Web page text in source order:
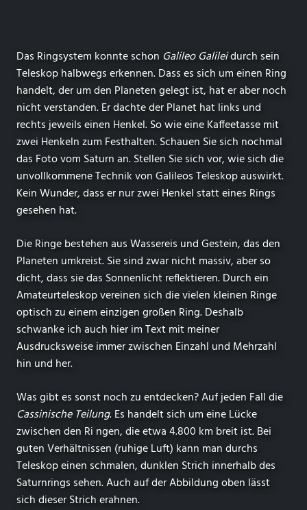
Das Ringsystem konnte schon Galileo Galileidurch sein
Teleskop halbwegs erkennen. Dass es sich um einen Ring
handelt, der um den Planeten gelegt ist, hat er aber noch
nicht verstanden. Er dachte der Planet hat links und
rechts jeweils einen Henkel. So wie eine Kaffeetasse mit
zwei Henkeln zum Festhalten. Schauen Sie sich nochmal
das Foto vom Saturn an. Stellen Sie sich vor, wie sich die
unvollkommene Technik von Galileos Teleskop auswirkt.
Kein Wunder, dass er nur zwei Henkel statt eines Rings
gesehen hat.
Die Ringe bestehen aus Wassereis und Gestein, das den
Planeten umkreist. Sie sind zwar nicht massiv, aber so
dicht, dass sie das Sonnenlicht reflektieren. Durch ein
Amateurteleskop vereinen sich die vielen kleinen Ringe
optisch zu einem einzigen großen Ring. Deshalb
schwanke ich auch hier im Text mit meiner
Ausdrucksweise immer zwischen Einzahl und Mehrzahl
hin und her.
Was gibt es sonst noch zu entdecken? Auf jeden Fall die
Cassinische Teilung. Es handelt sich um eine Lücke
zwischen den Ri ngen, die etwa 4.800 km breit ist. Bei
guten Verhältnissen (ruhige Luft) kann man durchs
Teleskop einen schmalen, dunklen Strich innerhalb des
Saturnrings sehen. Auch auf der Abbildung oben lässt
sich dieser Strich erahnen.